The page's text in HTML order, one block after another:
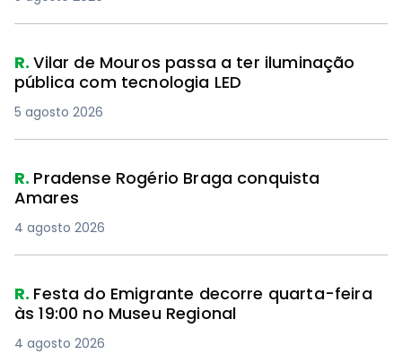
R.Vilar de Mouros passa a ter iluminação
pública com tecnologia LED
5 agosto 2026
R. Pradense Rogério Braga conquista
Amares
4 agosto 2026
R. Festa do Emigrante decorre quarta-feira
às 19:00 no Museu Regional
4 agosto 2026